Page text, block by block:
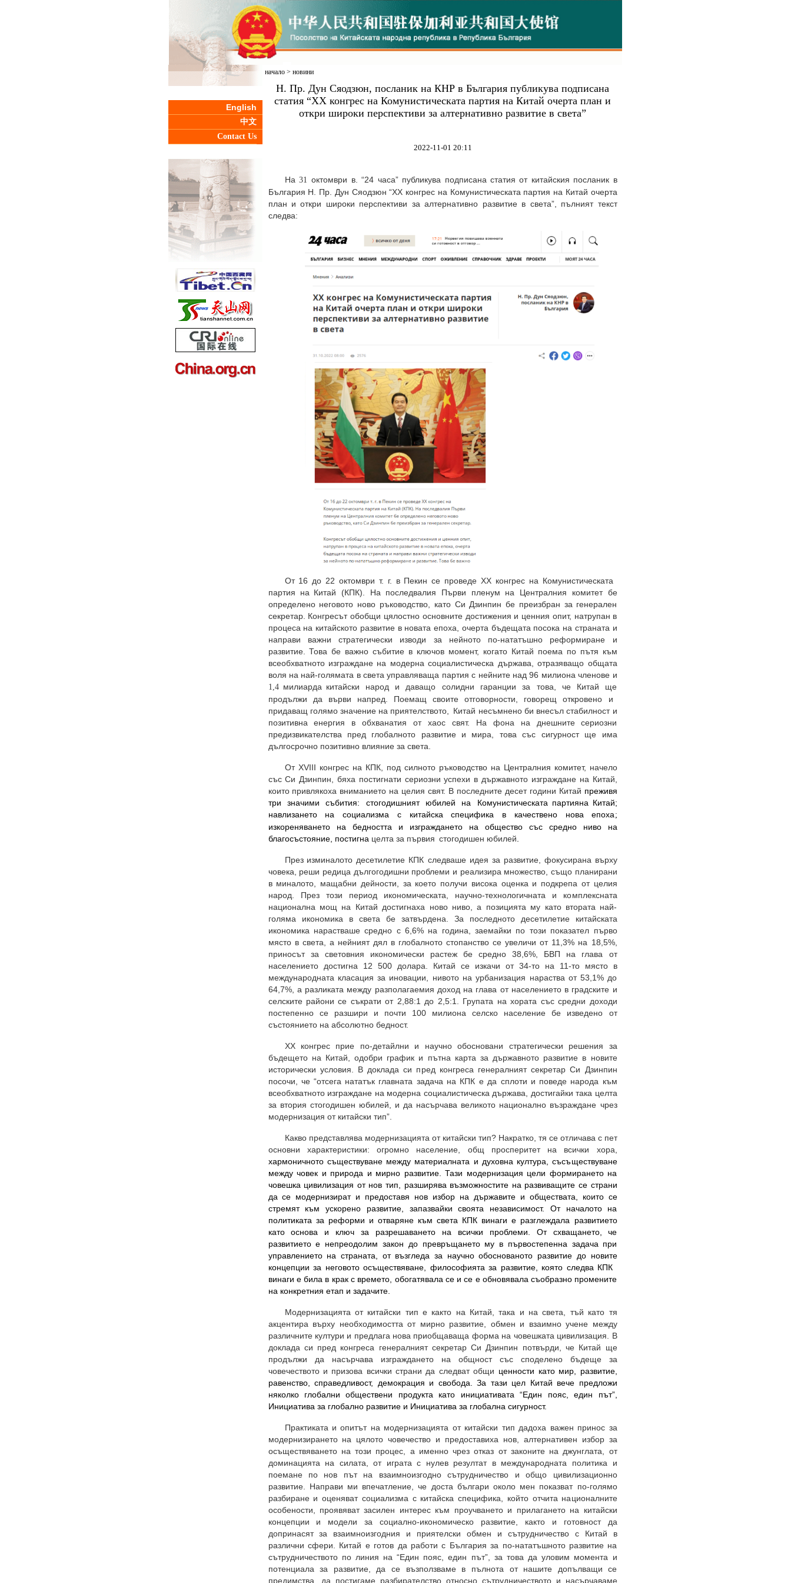
English
中文
Contact Us
начало> новини
Н. Пр. Дун Сяодзюн, посланик на КНР в България публикува подписана
статия “ХХ конгрес на Комунистическата партия на Китай очерта план и
откри широки перспективи за алтернативно развитие в света”
2022-11-01 20:11
На 31 октомври в. “24 часа” публикува подписана статия от китайския посланик в
България Н. Пр. Дун Сяодзюн “ХХ конгрес на Комунистическата партия на Китай очерта
план и откри широки перспективи за алтернативно развитие в света”, пълният текст
следва:
От 16 до 22 октомври т. г. в Пекин се проведе ХХ конгрес на Комунистическата
партия на Китай (КПК). На последвалия Първи пленум на Централния комитет бе
определено неговото ново ръководство, като Си Дзинпин бе преизбран за генерален
секретар. Конгресът обобщи цялостно основните достижения и ценния опит, натрупан в
процеса на китайското развитие в новата епоха, очерта бъдещата посока на страната и
направи важни стратегически изводи за нейното по-нататъшно реформиране и
развитие. Това бе важно събитие в ключов момент, когато Китай поема по пътя към
всеобхватното изграждане на модерна социалистическа държава, отразяващо общата
воля на най-голямата в света управляваща партия с нейните над 96 милиона членове и
1,4милиарда китайски народ и даващо солидни гаранции за това, че Китай ще
продължи да върви напред. Поемащ своите отговорности, говорещ откровено и
придаващ голямо значение на приятелството, Китай несъмнено би внесъл стабилност и
позитивна енергия в обхванатия от хаос свят. На фона на днешните сериозни
предизвикателства пред глобалното развитие и мира, това със сигурност ще има
дългосрочно позитивно влияние за света.
От XVIII конгрес на КПК, под силното ръководство на Централния комитет, начело
със Си Дзинпин, бяха постигнати сериозни успехи в държавното изграждане на Китай,
които привлякоха вниманието на целия свят. В последните десет години Китай преживя
три значими събития: стогодишният юбилей на Комунистическата партияна Китай;
навлизането на социализма с китайска специфика в качествено нова епоха ;
изкореняването на бедността и изграждането на общество със средно ниво на
благосъстояние, постигна целта за първия стогодишен юбилей
През изминалото десетилетие КПК следваше идея за развитие, фокусирана върху
човека, реши редица дългогодишни проблеми и реализира множество, също планирани
в миналото, мащабни дейности, за което получи висока оценка и подкрепа от целия
народ. През този период икономическата, научно-технологичната и комплексната
национална мощ на Китай достигнаха ново ниво, а позицията му като втората най-
голяма икономика в света бе затвърдена. За последното десетилетие китайската
икономика нарастваше средно с 6,6% на година, заемайки по този показател първо
място в света, а нейният дял в глобалното стопанство се увеличи от 11,3% на 18,5%,
приносът за световния икономически растеж бе средно 38,6%, БВП на глава от
населението достигна 12 500 долара. Китай се изкачи от 34-то на 11-то място в
международната класация за иновации, нивото на урбанизация нараства от 53,1% до
64,7%, а разликата между разполагаемия доход на глава от населението в градските и
селските райони се съкрати от 2,88:1 до 2,5:1. Групата на хората със средни доходи
постепенно се разшири и почти 100 милиона селско население бе изведено от
състоянието на абсолютно бедност.
ХХ конгрес прие по-детайлни и научно обосновани стратегически решения за
бъдещето на Китай, одобри график и пътна карта за държавното развитие в новите
исторически условия. В доклада си пред конгреса генералният секретар Си Дзинпин
посочи, че “отсега нататък главната задача на КПК е да сплоти и поведе народа към
всеобхватното изграждане на модерна социалистическа държава, достигайки така целта
за втория стогодишен юбилей, и да насърчава великото национално възраждане чрез
модернизация от китайски тип”.
Какво представлява модернизацията от китайски тип? Накратко, тя се отличава с пет
основни характеристики: огромно население, общ просперитет на всички хора,
хармоничното съществуване между материалната и духовна култура, съсъществуване
между човек и природа и мирно развитие. Тази модернизация цели формирането на
човешка цивилизация от нов тип, разширява възможностите на развиващите се страни
да се модернизират и предоставя нов избор на държавите и обществата, които се
стремят към ускорено развитие, запазвайки своята независимост. От началото на
политиката за реформи и отваряне към света КПК винаги е разглеждала развитието
като основа и ключ за разрешаването на всички проблеми. От схващането, че
развитието е непреодолим закон до превръщането му в първостепенна задача при
управлението на страната, от възгледа за научно обоснованото развитие до новите
концепции за неговото осъществяване, философията за развитие, която следва КПК
винаги е била в крак с времето, обогатявала се и се е обновявала съобразно промените
на конкретния етап и задачите.
Модернизацията от китайски тип е както на Китай, така и на света, тъй като тя
акцентира върху необходимостта от мирно развитие, обмен и взаимно учене между
различните култури и предлага нова приобщаваща форма на човешката цивилизация. В
доклада си пред конгреса генералният секретар Си Дзинпин потвърди, че Китай ще
продължи да насърчава изграждането на общност със споделено бъдеще за
човечеството и призова всички страни да следват общи ценности като мир, развитие,
равенство, справедливост, демокрация и свобода. За тази цел Китай вече предложи
няколко глобални обществени продукта като инициативата “Един пояс, един път”,
Инициатива за глобално развитие и Инициатива за глобална сигурност.
Практиката и опитът на модернизацията от китайски тип дадоха важен принос за
модернизирането на цялото човечество и предоставиха нов, алтернативен избор за
осъществяването на този процес, а именно чрез отказ от законите на джунглата, от
доминацията на силата, от играта с нулев резултат в международната политика и
поемане по нов път на взаимноизгодно сътрудничество и общо цивилизационно
развитие. Направи ми впечатление, че доста българи около мен показват по-голямо
разбиране и оценяват социализма с китайска специфика, който отчита националните
особености, проявяват засилен интерес към проучването и прилагането на китайски
концепции и модели за социално-икономическо развитие, както и готовност да
допринасят за взаимноизгодния и приятелски обмен и сътрудничество с Китай в
различни сфери. Китай е готов да работи с България за по-нататъшното развитие на
сътрудничеството по линия на “Един пояс, един път”, за това да уловим момента и
потенциала за развитие, да се възползваме в пълнота от нашите допълващи се
предимства, да постигаме разбирателство относно сътрудничеството и насърчаваме